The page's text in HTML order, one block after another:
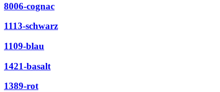
8006-cognac
1113-schwarz
1109-blau
1421-basalt
1389-rot